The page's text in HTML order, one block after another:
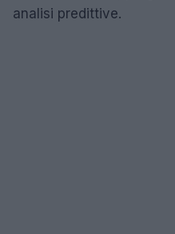
analisi predittive.